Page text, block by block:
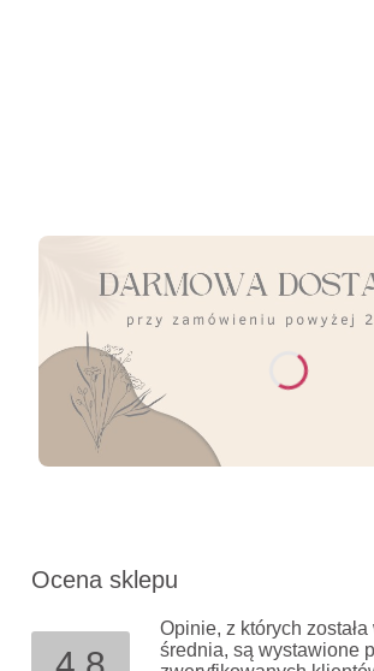
Ocena sklepu
Opinie, z których
średnia, są wystawione